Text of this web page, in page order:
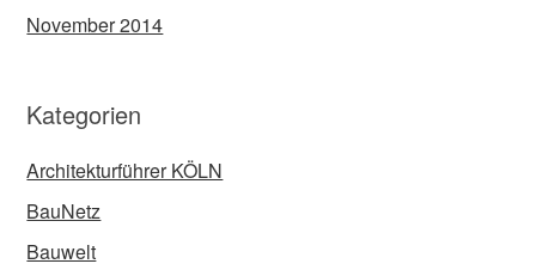
November 2014
Kategorien
Architekturführer KÖLN
BauNetz
Bauwelt